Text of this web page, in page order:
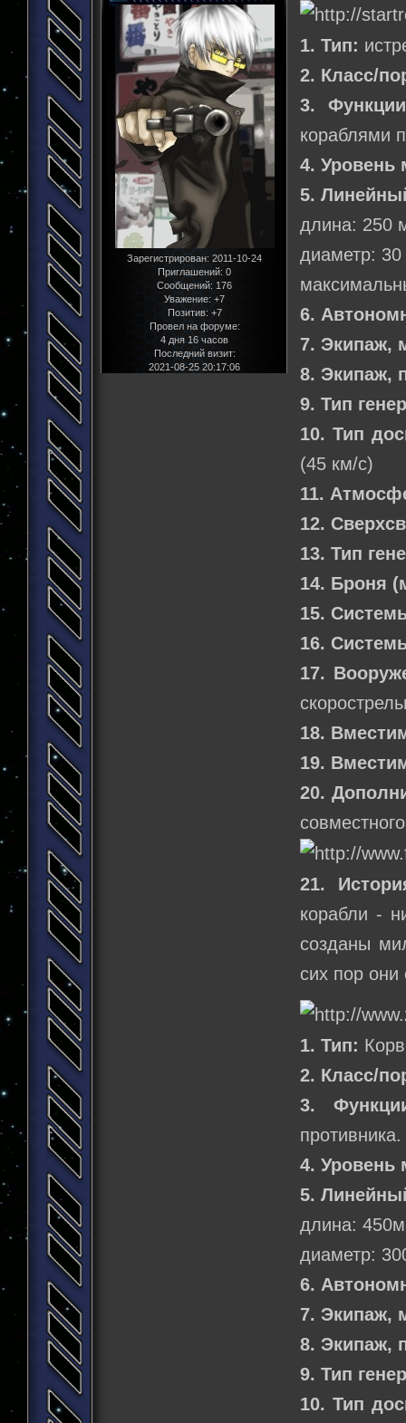
Зарегистрирован: 2011-10-24
Приглашений: 0
Сообщений: 176
Уважение: +7
Позитив: +7
Провел на форуме:
4 дня 16 часов
Последний визит:
2021-08-25 20:17:06
1. Тип:
2. Класс/
3.
кораблями
4. Уровень
5.
длина: 250
диаметр: 30
6.
7. Экипаж,
8. Экипаж,
9. Тип
10. Тип
(45 км/с)
11.
12.
13. Тип
14. Броня
15.
16.
17.
18.
19.
20.
21.
корабли -
созданы
сих пор
1. Тип:
2. Класс/
3.
4. Уровень
5.
длина:
диаметр:
6.
7. Экипаж,
8. Экипаж,
9. Тип
10. Тип